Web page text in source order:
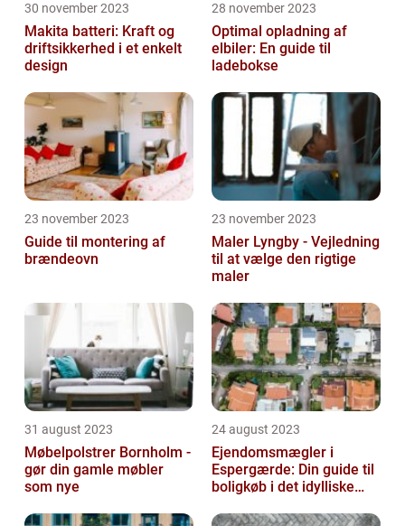
30 november 2023
Makita batteri: Kraft og
driftsikkerhed i et enkelt
design
28 november 2023
Optimal opladning af
elbiler: En guide til
ladebokse
23 november 2023
Guide til montering af
brændeovn
23 november 2023
Maler Lyngby - Vejledning
til at vælge den rigtige
maler
31 august 2023
Møbelpolstrer Bornholm -
gør din gamle møbler
som nye
24 august 2023
Ejendomsmægler i
Espergærde: Din guide til
boligkøb i det idylliske